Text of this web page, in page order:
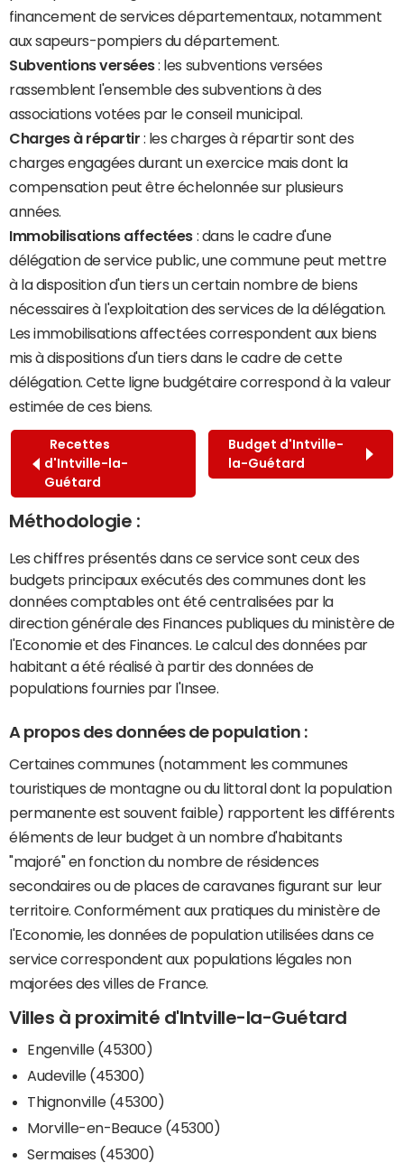
financement de services départementaux, notamment
aux sapeurs-pompiers du département.
Subventions versées: les subventions versées
rassemblent l'ensemble des subventions à des
associations votées par le conseil municipal.
Charges à répartir : les charges à répartir sont des
charges engagées durant un exercice mais dont la
compensation peut être échelonnée sur plusieurs
années.
Immobilisations affectées : dans le cadre d'une
délégation de service public, une commune peut mettre
à la disposition d'un tiers un certain nombre de biens
nécessaires à l'exploitation des services de la délégation.
Les immobilisations affectées correspondent aux biens
mis à dispositions d'un tiers dans le cadre de cette
délégation. Cette ligne budgétaire correspond à la valeur
estimée de ces biens.
Recettes
d'Intville-la-
Guétard
Budget d'Intville-
la-Guétard
Méthodologie :
Les chiffres présentés dans ce service sont ceux des
budgets principaux exécutés des communes dont les
données comptables ont été centralisées par la
direction générale des Finances publiques du ministère de
l'Economie et des Finances. Le calcul des données par
habitant a été réalisé à partir des données de
populations fournies par l'Insee.
A propos des données de population :
Certaines communes (notamment les communes
touristiques de montagne ou du littoral dont la population
permanente est souvent faible) rapportent les différents
éléments de leur budget à un nombre d'habitants
"majoré" en fonction du nombre de résidences
secondaires ou de places de caravanes figurant sur leur
territoire. Conformément aux pratiques du ministère de
l'Economie, les données de population utilisées dans ce
service correspondent aux populations légales non
majorées des villes de France.
Villes à proximité d'Intville-la-Guétard
Engenville (45300)
Audeville (45300)
Thignonville (45300)
Morville-en-Beauce (45300)
Sermaises (45300)